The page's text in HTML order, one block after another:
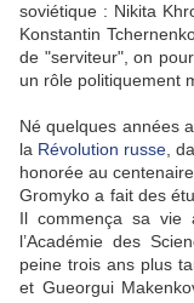
soviétique : Nikita
Konstantin
de "serviteur", on
un rôle politiquement
Né quelques années
la Révolution russe ,
honorée au
Gromyko a fait des
Il commença sa vie
l’Académie des
peine trois ans plus
et Gueorgui